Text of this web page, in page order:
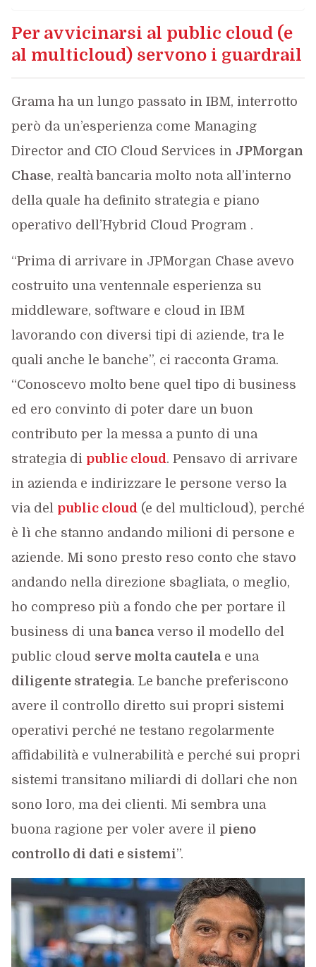
Per avvicinarsi al public cloud (e
al multicloud) servono i guardrail
Grama ha un lungo passato in IBM, interrotto
però da un’esperienza come Managing
Director and CIO Cloud Services in JPMorgan
Chase, realtà bancaria molto nota all’interno
della quale ha definito strategia e piano
operativo dell’Hybrid Cloud Program .
“Prima di arrivare in JPMorgan Chase avevo
costruito una ventennale esperienza su
middleware, software e cloud in IBM
lavorando con diversi tipi di aziende, tra le
quali anche le banche”, ci racconta Grama.
“Conoscevo molto bene quel tipo di business
ed ero convinto di poter dare un buon
contributo per la messa a punto di una
strategia di public cloud. Pensavo di arrivare
in azienda e indirizzare le persone verso la
via del public cloud(e del multicloud), perché
è lì che stanno andando milioni di persone e
aziende. Mi sono presto reso conto che stavo
andando nella direzione sbagliata, o meglio,
ho compreso più a fondo che per portare il
business di una bancaverso il modello del
public cloud serve molta cautelae una
diligente strategia. Le banche preferiscono
avere il controllo diretto sui propri sistemi
operativi perché ne testano regolarmente
affidabilità e vulnerabilità e perché sui propri
sistemi transitano miliardi di dollari che non
sono loro, ma dei clienti. Mi sembra una
buona ragione per voler avere il pieno
controllo di dati e sistemi”.